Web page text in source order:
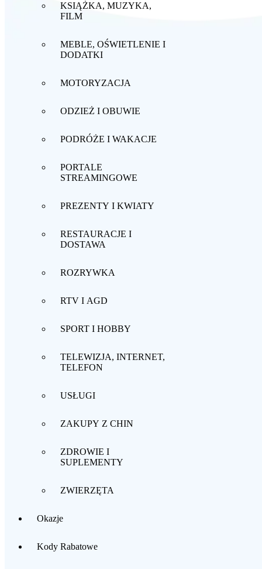
KSIĄŻKA, MUZYKA,
FILM
MEBLE, OŚWIETLENIE I
DODATKI
MOTORYZACJA
ODZIEŻ I OBUWIE
PODRÓŻE I WAKACJE
PORTALE
STREAMINGOWE
PREZENTY I KWIATY
RESTAURACJE I
DOSTAWA
ROZRYWKA
RTV I AGD
SPORT I HOBBY
TELEWIZJA, INTERNET,
TELEFON
USŁUGI
ZAKUPY Z CHIN
ZDROWIE I
SUPLEMENTY
ZWIERZĘTA
Okazje
Kody Rabatowe